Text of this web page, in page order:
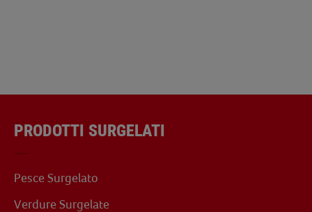
PRODOTTI SURGELATI
Pesce Surgelato
Verdure Surgelate